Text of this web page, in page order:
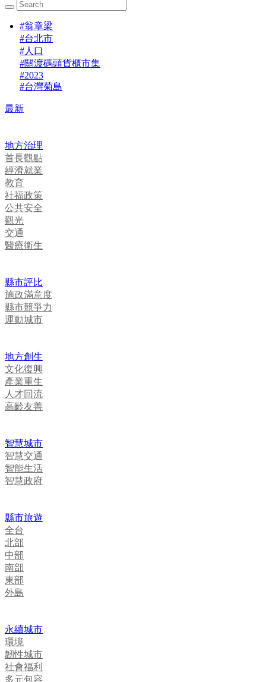
#翁章梁
#台北市
#人口
#關渡碼頭貨櫃市集
#2023
#台灣菊島
最新
地方治理
首長觀點
經濟就業
教育
社福政策
公共安全
觀光
交通
醫療衛生
縣市評比
施政滿意度
縣市競爭力
運動城市
地方創生
文化復興
產業重生
人才回流
高齡友善
智慧城市
智慧交通
智能生活
智慧政府
縣市旅遊
全台
北部
中部
南部
東部
外島
永續城市
環境
韌性城市
社會福利
多元包容